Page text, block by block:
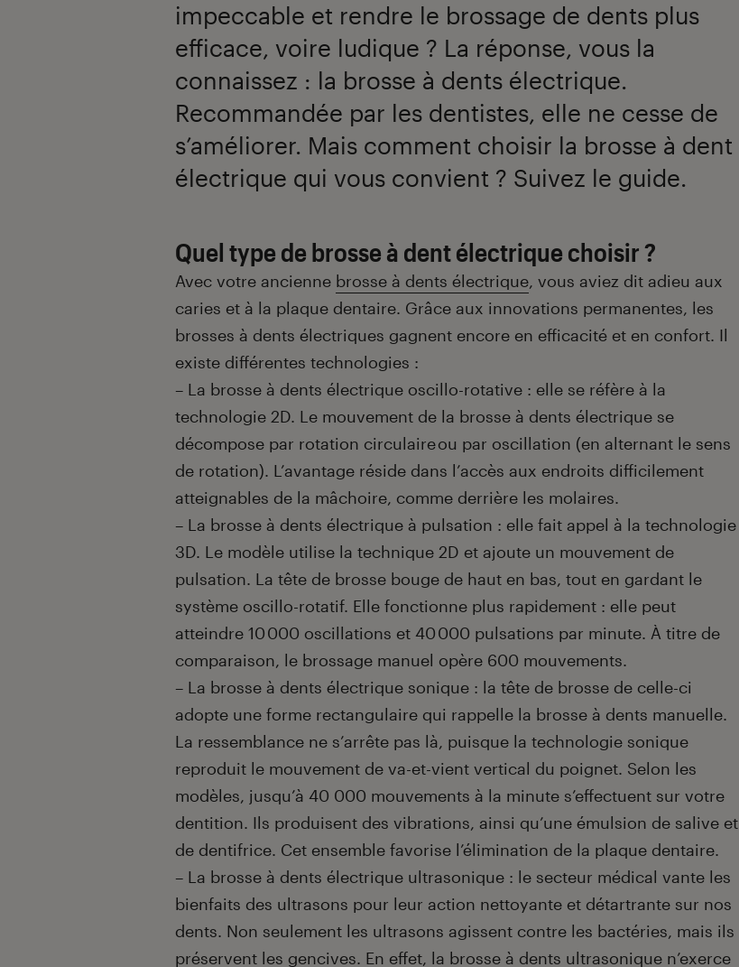
impeccable et rendre le brossage de dents plus
efficace, voire ludique ? La réponse, vous la
connaissez : la brosse à dents électrique.
Recommandée par les dentistes, elle ne cesse de
s’améliorer. Mais comment choisir la brosse à dent
électrique qui vous convient ? Suivez le guide.
Quel type de brosse à dent électrique choisir ?
Avec votre ancienne brosse à dents électrique, vous aviez dit adieu aux
caries et à la plaque dentaire. Grâce aux innovations permanentes, les
brosses à dents électriques gagnent encore en efficacité et en confort. Il
existe différentes technologies :
– La brosse à dents électrique oscillo-rotative : elle se réfère à la
technologie 2D. Le mouvement de la brosse à dents électrique se
décompose par rotation circulaire ou par oscillation (en alternant le sens
de rotation). L’avantage réside dans l’accès aux endroits difficilement
atteignables de la mâchoire, comme derrière les molaires.
– La brosse à dents électrique à pulsation : elle fait appel à la technologie
3D. Le modèle utilise la technique 2D et ajoute un mouvement de
pulsation. La tête de brosse bouge de haut en bas, tout en gardant le
système oscillo-rotatif. Elle fonctionne plus rapidement : elle peut
atteindre 10 000 oscillations et 40 000 pulsations par minute. À titre de
comparaison, le brossage manuel opère 600 mouvements.
– La brosse à dents électrique sonique : la tête de brosse de celle-ci
adopte une forme rectangulaire qui rappelle la brosse à dents manuelle.
La ressemblance ne s’arrête pas là, puisque la technologie sonique
reproduit le mouvement de va-et-vient vertical du poignet. Selon les
modèles, jusqu’à 40 000 mouvements à la minute s’effectuent sur votre
dentition. Ils produisent des vibrations, ainsi qu’une émulsion de salive et
de dentifrice. Cet ensemble favorise l’élimination de la plaque dentaire.
– La brosse à dents électrique ultrasonique : le secteur médical vante les
bienfaits des ultrasons pour leur action nettoyante et détartrante sur nos
dents. Non seulement les ultrasons agissent contre les bactéries, mais ils
préservent les gencives. En effet, la brosse à dents ultrasonique n’exerce